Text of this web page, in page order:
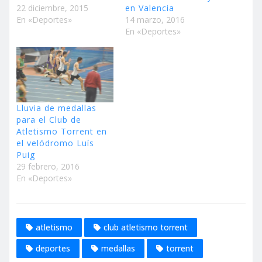
22 diciembre, 2015
En «Deportes»
en Valencia
14 marzo, 2016
En «Deportes»
Lluvia de medallas
para el Club de
Atletismo Torrent en
el velódromo Luís
Puig
29 febrero, 2016
En «Deportes»
atletismo
club atletismo torrent
deportes
medallas torrent